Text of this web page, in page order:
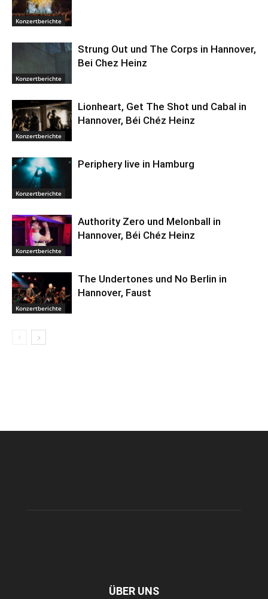
Konzertberichte
Konzertberichte
Strung Out und The Corps in Hannover,
Bei Chez Heinz
Konzertberichte
Lionheart, Get The Shot und Cabal in
Hannover, Béi Chéz Heinz
Konzertberichte
Periphery live in Hamburg
Konzertberichte
Authority Zero und Melonball in
Hannover, Béi Chéz Heinz
Konzertberichte
The Undertones und No Berlin in
Hannover, Faust
ÜBER UNS